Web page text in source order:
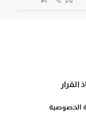
الخصوصية